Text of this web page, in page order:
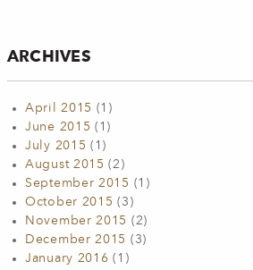
ARCHIVES
April 2015 (1)
June 2015 (1)
July 2015 (1)
August 2015 (2)
September 2015 (1)
October 2015 (3)
November 2015 (2)
December 2015 (3)
January 2016 (1)